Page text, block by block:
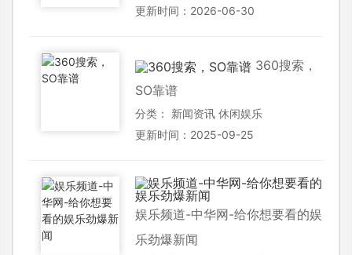
更新时间：2026-06-30
360搜索，
SO靠谱
分类： 新闻资讯 休闲娱乐
更新时间：2025-09-25
娱乐频道-中华网-给你想要看的娱
乐劲爆新闻